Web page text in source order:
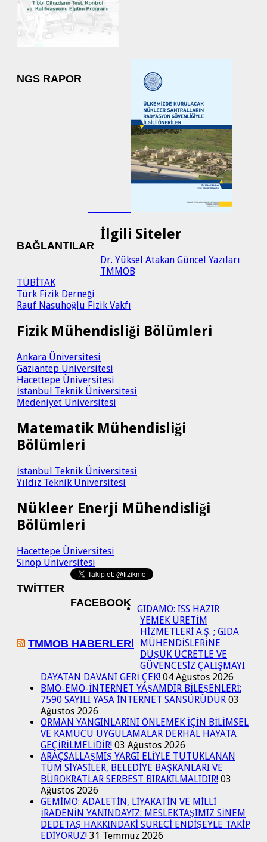
NGS RAPOR
BAĞLANTILAR
İlgili Siteler
Dr. Yüksel Atakan Güncel Yazıları
TMMOB
TÜBİTAK
Türk Fizik Derneği
Rauf Nasuhoğlu Fizik Vakfı
Fizik Mühendisliği Bölümleri
Ankara Üniversitesi
Gaziantep Üniversitesi
Hacettepe Üniversitesi
İstanbul Teknik Üniversitesi
Medeniyet Üniversitesi
Matematik Mühendisliği
Bölümleri
İstanbul Teknik Üniversitesi
Yıldız Teknik Üniversitesi
Nükleer Enerji Mühendisliği
Bölümleri
Hacettepe Üniversitesi
Sinop Üniversitesi
TWITTER
FACEBOOK
TMMOB HABERLERI
GIDAMO: ISS HAZIR
YEMEK ÜRETİM
HİZMETLERİ A.Ş. ; GIDA
MÜHENDİSLERİNE
DÜŞÜK ÜCRETLE VE
GÜVENCESİZ ÇALIŞMAYI
DAYATAN DAVANI GERİ ÇEK! 04 Ağustos 2026
BMO-EMO-İNTERNET YAŞAMDIR BİLEŞENLERİ:
7590 SAYILI YASA İNTERNET SANSÜRÜDÜR 03
Ağustos 2026
ORMAN YANGINLARINI ÖNLEMEK İÇİN BİLİMSEL
VE KAMUCU UYGULAMALAR DERHAL HAYATA
GEÇİRİLMELİDİR! 03 Ağustos 2026
ARAÇSALLAŞMIŞ YARGI ELİYLE TUTUKLANAN
TÜM SİYASİLER, BELEDİYE BAŞKANLARI VE
BÜROKRATLAR SERBEST BIRAKILMALIDIR! 03
Ağustos 2026
GEMİMO: ADALETİN, LİYAKATİN VE MİLLİ
İRADENİN YANINDAYIZ: MESLEKTAŞIMIZ SİNEM
DEDETAŞ HAKKINDAKİ SÜRECİ ENDİŞEYLE TAKİP
EDİYORUZ! 31 Temmuz 2026